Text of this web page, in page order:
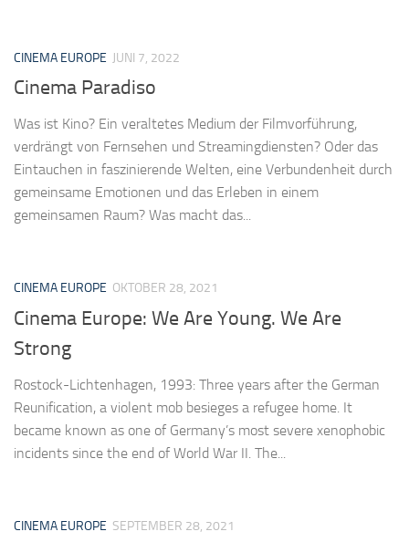
CINEMA EUROPE JUNI 7, 2022
Cinema Paradiso
Was ist Kino? Ein veraltetes Medium der Filmvorführung,
verdrängt von Fernsehen und Streamingdiensten? Oder das
Eintauchen in faszinierende Welten, eine Verbundenheit durch
gemeinsame Emotionen und das Erleben in einem
gemeinsamen Raum? Was macht das...
CINEMA EUROPE OKTOBER 28, 2021
Cinema Europe: We Are Young. We Are
Strong
Rostock-Lichtenhagen, 1993: Three years after the German
Reunification, a violent mob besieges a refugee home. It
became known as one of Germany’s most severe xenophobic
incidents since the end of World War II. The...
CINEMA EUROPE SEPTEMBER 28, 2021